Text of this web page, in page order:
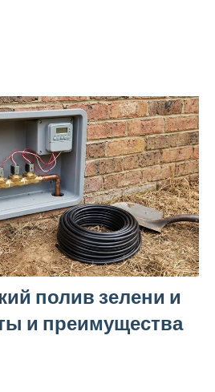
полив зелени и
и преимущества